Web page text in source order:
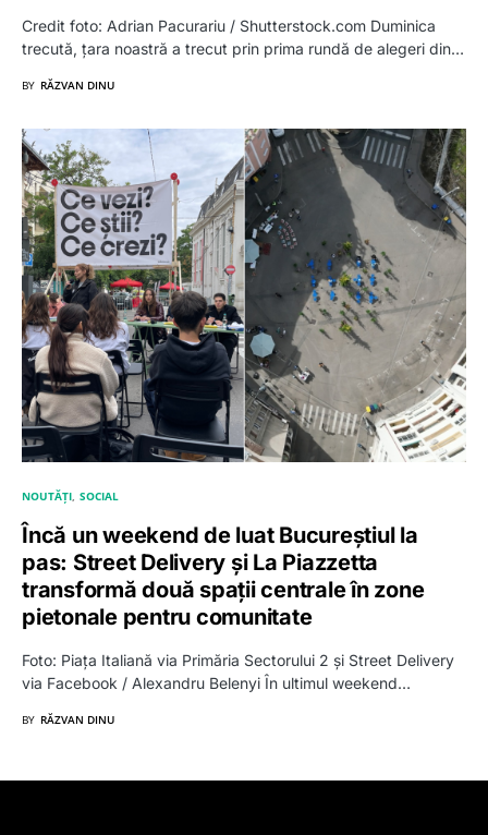
Credit foto: Adrian Pacurariu / Shutterstock.com Duminica
trecută, țara noastră a trecut prin prima rundă de alegeri din…
BY RĂZVAN DINU
NOUTĂȚI SOCIAL
Încă un weekend de luat Bucureștiul la
pas: Street Delivery și La Piazzetta
transformă două spații centrale în zone
pietonale pentru comunitate
Foto: Piața Italiană via Primăria Sectorului 2 și Street Delivery
via Facebook / Alexandru Belenyi În ultimul weekend…
BY RĂZVAN DINU